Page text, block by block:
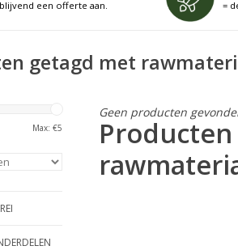
een offerte aan.
=
getagd met
Max: €5
Geen producten